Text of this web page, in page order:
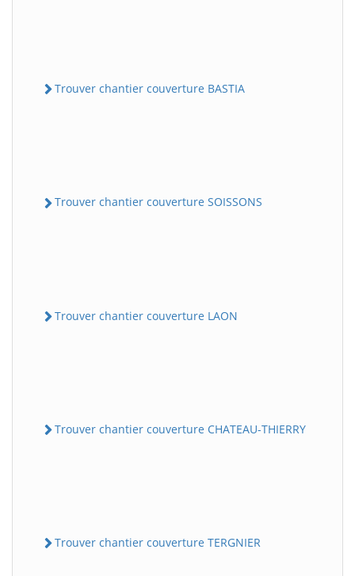
Trouver chantier couverture BASTIA
Trouver chantier couverture SOISSONS
Trouver chantier couverture LAON
Trouver chantier couverture CHATEAU-THIERRY
Trouver chantier couverture TERGNIER